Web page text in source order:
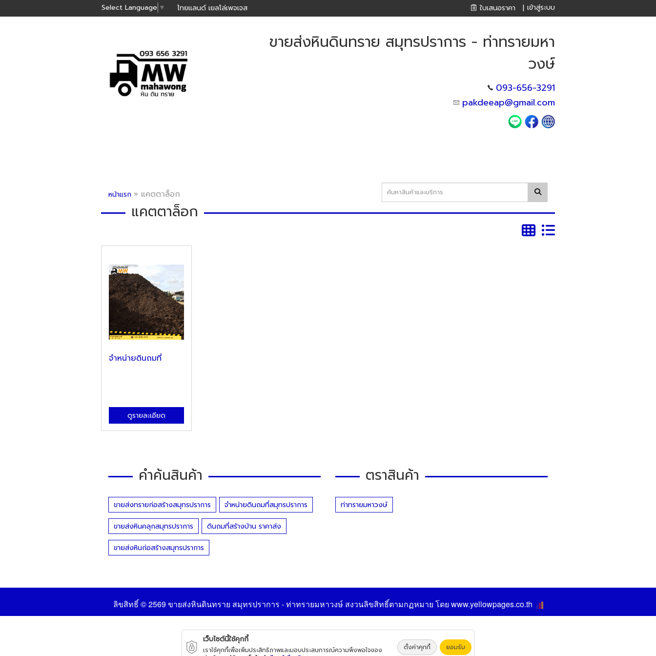
Select Language ▼ ไทยแลนด์ เยลโล่เพจเจส ใบเสนอราคา | เข้าสู่ระบบ
ขายส่งหินดินทราย สมุทรปราการ - ท่าทรายมหา
วงษ์
093-656-3291
pakdeeap@gmail.com
หน้าแรก » แคตตาล็อก
แคตตาล็อก
จำหน่ายดินถมที่
ดูรายละเอียด
คำค้นสินค้า
ขายส่งทรายก่อสร้างสมุทรปราการ จำหน่ายดินถมที่สมุทรปราการ
ขายส่งหินคลุกสมุทรปราการ ดินถมที่สร้างบ้าน ราคาส่ง
ขายส่งหินก่อสร้างสมุทรปราการ
ตราสินค้า
ท่าทรายมหาวงษ์
ลิขสิทธิ์ © 2569ขายส่งหินดินทราย สมุทรปราการ - ท่าทรายมหาวงษ์สงวนลิขสิทธิ์ตามกฏหมาย โดย www.yellowpages.co.th
เว็บไซต์นี้ใช้คุกกี้
เราใช้คุกกี้เพื่อเพิ่มประสิทธิภาพและมอบประสบการณ์ความพึงพอใจของ
ตั้งค่าคุกกี้ ยอมรับ